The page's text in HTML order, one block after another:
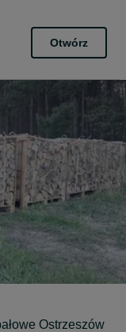
Otwórz
Ostrzeszów